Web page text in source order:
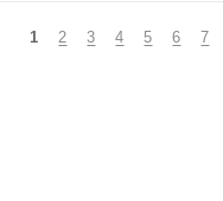
Страницы
1 2 3 4 5 6 7